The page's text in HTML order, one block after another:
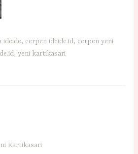
ideide, cerpen ideide.id, cerpen yeni
,yeni kartikasari
Kartikasari